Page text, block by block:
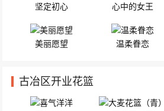
坚定初心 心中的女王
美丽愿望 温柔眷恋
古冶区开业花篮